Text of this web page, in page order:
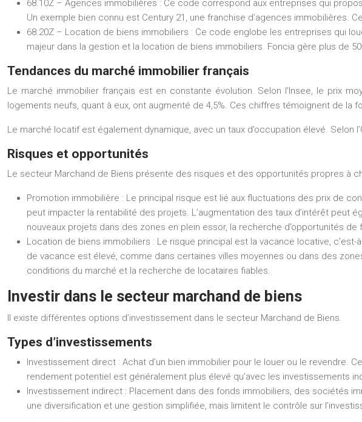
68.10Z – Agences immobilières : Ce code correspond aux entreprises qui
Un exemple bien connu est Century 21, une franchise d’agences immobilières.
68.20Z – Location de biens immobiliers : Ce code englobe les entreprises qui
majeur dans la gestion et la location de biens immobiliers. Foncia gère plus de
Tendances du marché immobilier français
Le marché immobilier français est en constante évolution. Selon l’Insee, le prix
logements neufs, quant à eux, ont augmenté de 4,5%. Ces chiffres témoignent de la
Le marché locatif est également dynamique, avec un taux d’occupation élevé. Selon
Risques et opportunités
Le secteur Marchand de Biens présente des risques et des opportunités propres à
Promotion immobilière : Le principal risque est lié aux fluctuations des prix de
peut impacter la rentabilité des projets. L’augmentation des taux d’intérêt
nouveaux projets dans des zones en plein essor, la recherche d’opportunités
Location de biens immobiliers : Le risque principal est la vacance locative,
de vacance est élevé, comme dans certaines villes moyennes ou dans des
conditions du marché et la recherche de locataires fiables.
Investir dans le secteur marchand de biens
Il existe différentes options d’investissement dans le secteur Marchand de Biens.
Types d’investissements
Investissement direct : Achat d’un bien immobilier pour le louer ou le revendre.
rendement potentiel est généralement plus élevé qu’avec les investissements
Investissement indirect : Placement dans des fonds immobiliers, des sociétés
une diversification et une gestion simplifiée, mais limitent le contrôle sur